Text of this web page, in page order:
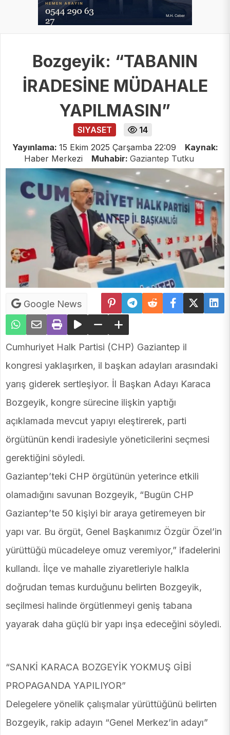
Bozgeyik: “TABANIN
İRADESİNE MÜDAHALE
YAPILMASIN”
SIYASET
14
Yayınlama: 15 Ekim 2025 Çarşamba 22:09
Kaynak:
Haber Merkezi
Muhabir: Gaziantep Tutku
Google News
Cumhuriyet Halk Partisi (CHP) Gaziantep il
kongresi yaklaşırken, il başkan adayları arasındaki
yarış giderek sertleşiyor. İl Başkan Adayı Karaca
Bozgeyik, kongre sürecine ilişkin yaptığı
açıklamada mevcut yapıyı eleştirerek, parti
örgütünün kendi iradesiyle yöneticilerini seçmesi
gerektiğini söyledi.
Gaziantep’teki CHP örgütünün yeterince etkili
olamadığını savunan Bozgeyik, “Bugün CHP
Gaziantep’te 50 kişiyi bir araya getiremeyen bir
yapı var. Bu örgüt, Genel Başkanımız Özgür Özel’in
yürüttüğü mücadeleye omuz veremiyor,” ifadelerini
kullandı. İlçe ve mahalle ziyaretleriyle halkla
doğrudan temas kurduğunu belirten Bozgeyik,
seçilmesi halinde örgütlenmeyi geniş tabana
yayarak daha güçlü bir yapı inşa edeceğini söyledi.
“SANKİ KARACA BOZGEYİK YOKMUŞ GİBİ
PROPAGANDA YAPILIYOR”
Delegelere yönelik çalışmalar yürüttüğünü belirten
Bozgeyik, rakip adayın “Genel Merkez’in adayı”